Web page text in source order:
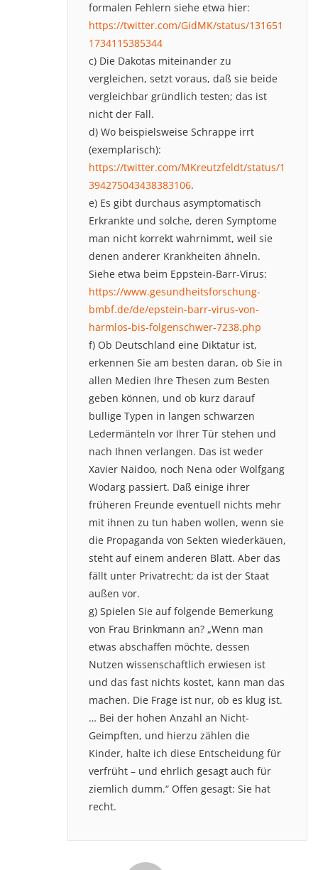
formalen Fehlern siehe etwa hier:
https://twitter.com/GidMK/status/131651
1734115385344
c) Die Dakotas miteinander zu
vergleichen, setzt voraus, daß sie beide
vergleichbar gründlich testen; das ist
nicht der Fall.
d) Wo beispielsweise Schrappe irrt
(exemplarisch):
https://twitter.com/MKreutzfeldt/status/1
394275043438383106.
e) Es gibt durchaus asymptomatisch
Erkrankte und solche, deren Symptome
man nicht korrekt wahrnimmt, weil sie
denen anderer Krankheiten ähneln.
Siehe etwa beim Eppstein-Barr-Virus:
https://www.gesundheitsforschung-
bmbf.de/de/epstein-barr-virus-von-
harmlos-bis-folgenschwer-7238.php
f) Ob Deutschland eine Diktatur ist,
erkennen Sie am besten daran, ob Sie in
allen Medien Ihre Thesen zum Besten
geben können, und ob kurz darauf
bullige Typen in langen schwarzen
Ledermänteln vor Ihrer Tür stehen und
nach Ihnen verlangen. Das ist weder
Xavier Naidoo, noch Nena oder Wolfgang
Wodarg passiert. Daß einige ihrer
früheren Freunde eventuell nichts mehr
mit ihnen zu tun haben wollen, wenn sie
die Propaganda von Sekten wiederkäuen,
steht auf einem anderen Blatt. Aber das
fällt unter Privatrecht; da ist der Staat
außen vor.
g) Spielen Sie auf folgende Bemerkung
von Frau Brinkmann an? „Wenn man
etwas abschaffen möchte, dessen
Nutzen wissenschaftlich erwiesen ist
und das fast nichts kostet, kann man das
machen. Die Frage ist nur, ob es klug ist.
… Bei der hohen Anzahl an Nicht-
Geimpften, und hierzu zählen die
Kinder, halte ich diese Entscheidung für
verfrüht – und ehrlich gesagt auch für
ziemlich dumm.“ Offen gesagt: Sie hat
recht.